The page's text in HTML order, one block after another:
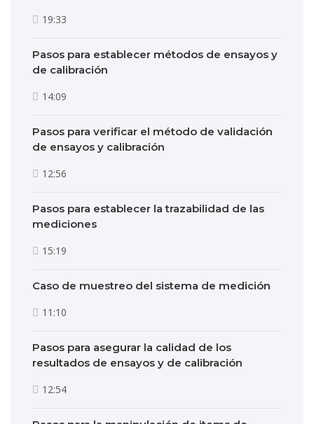
19:33
Pasos para establecer métodos de ensayos y
de calibración
14:09
Pasos para verificar el método de validación
de ensayos y calibración
12:56
Pasos para establecer la trazabilidad de las
mediciones
15:19
Caso de muestreo del sistema de medición
11:10
Pasos para asegurar la calidad de los
resultados de ensayos y de calibración
12:54